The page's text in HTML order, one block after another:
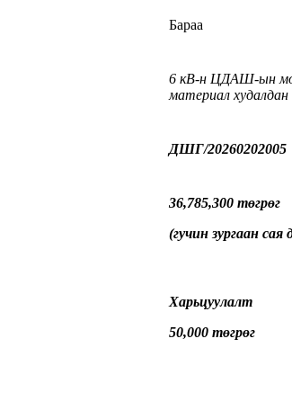
Бараа
6 кВ-н ЦДАШ-ын
материал худалдан
ДШГ/20260202005
36,785,300 төгрөг
(гучин зургаан сая
Харьцуулалт
50,000 төгрөг